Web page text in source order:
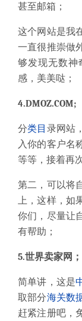
甚至邮箱；
这个网站是我
一直很推崇做
够发现无数神
感，美美哒；
4.DMOZ.COM;
分类目 录网站
入你的客户名
等等，接着再
第二，可以将
上，这样，如
你们，尽量让
有帮助；
5.世界卖家网；
简单讲，这是
取部分海关数
赶紧注册吧，